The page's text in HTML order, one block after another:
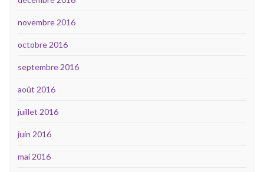
novembre 2016
octobre 2016
septembre 2016
août 2016
juillet 2016
juin 2016
mai 2016